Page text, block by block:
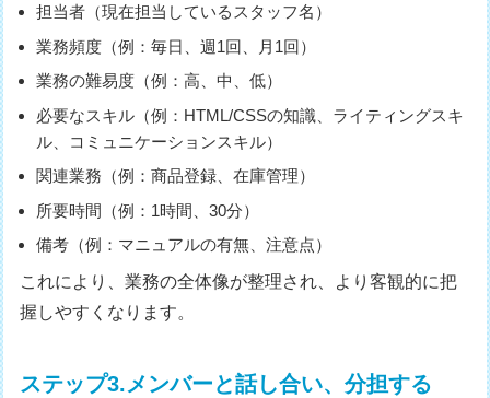
担当者（現在担当しているスタッフ名）
業務頻度（例：毎日、週1回、月1回）
業務の難易度（例：高、中、低）
必要なスキル（例：HTML/CSSの知識、ライティングスキ
ル、コミュニケーションスキル）
関連業務（例：商品登録、在庫管理）
所要時間（例：1時間、30分）
備考（例：マニュアルの有無、注意点）
これにより、業務の全体像が整理され、より客観的に把
握しやすくなります。
ステップ3.メンバーと話し合い、分担する